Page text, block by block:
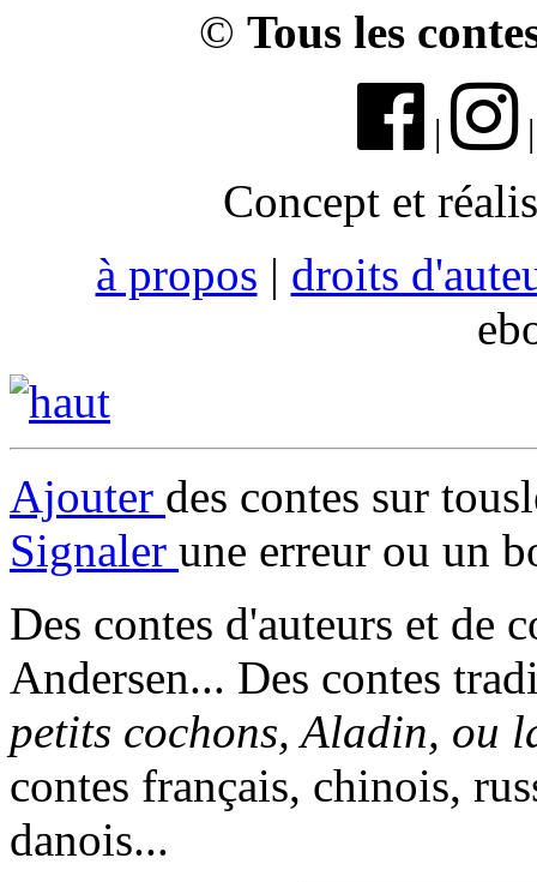
© Tous les
|
Concept et
à propos | droits
Ajouter des contes sur
Signaler une erreur ou un
Des contes d'auteurs et de
Andersen... Des contes
petits cochons, Aladin, ou
contes français, chinois,
danois...